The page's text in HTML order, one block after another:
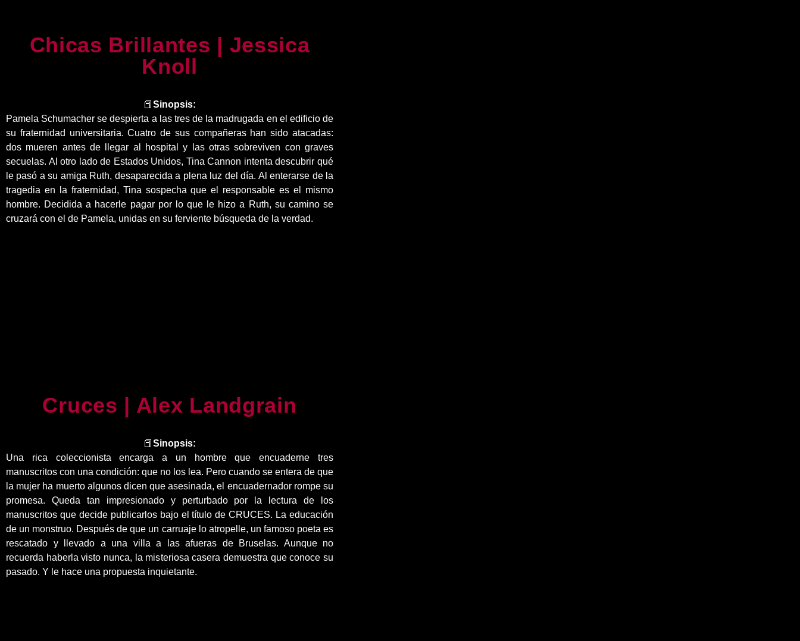
Chicas Brillantes | Jessica
Knoll
📕 Sinopsis:
Pamela Schumacher se despierta a las tres de la madrugada en el edificio de
su fraternidad universitaria. Cuatro de sus compañeras han sido atacadas:
dos mueren antes de llegar al hospital y las otras sobreviven con graves
secuelas. Al otro lado de Estados Unidos, Tina Cannon intenta descubrir qué
le pasó a su amiga Ruth, desaparecida a plena luz del día. Al enterarse de la
tragedia en la fraternidad, Tina sospecha que el responsable es el mismo
hombre. Decidida a hacerle pagar por lo que le hizo a Ruth, su camino se
cruzará con el de Pamela, unidas en su ferviente búsqueda de la verdad.
Cruces | Alex Landgrain
📕 Sinopsis:
Una rica coleccionista encarga a un hombre que encuaderne tres
manuscritos con una condición: que no los lea. Pero cuando se entera de que
la mujer ha muerto algunos dicen que asesinada, el encuadernador rompe su
promesa. Queda tan impresionado y perturbado por la lectura de los
manuscritos que decide publicarlos bajo el título de CRUCES. La educación
de un monstruo. Después de que un carruaje lo atropelle, un famoso poeta es
rescatado y llevado a una villa a las afueras de Bruselas. Aunque no
recuerda haberla visto nunca, la misteriosa casera demuestra que conoce su
pasado. Y le hace una propuesta inquietante.